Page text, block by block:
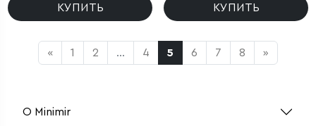
КУПИТЬ КУПИТЬ
« 1 2 ... 4 5 6 7 8 »
О Minimir